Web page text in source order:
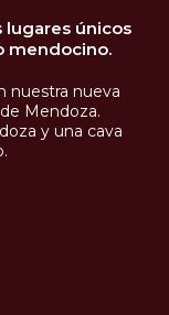
lugares únicos
mendocino.
nuestra nueva
Mendoza.
y una cava